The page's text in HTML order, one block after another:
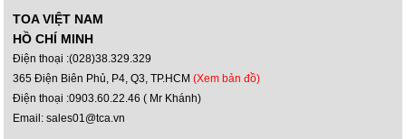
TOA VIỆT NAM
HỒ CHÍ MINH
Điện thoại :(028)38.329.329
365 Điện Biên Phủ, P4, Q3, TP.HCM(Xem bản đồ)
Điện thoại :0903.60.22.46 ( Mr Khánh)
Email: sales01@tca.vn